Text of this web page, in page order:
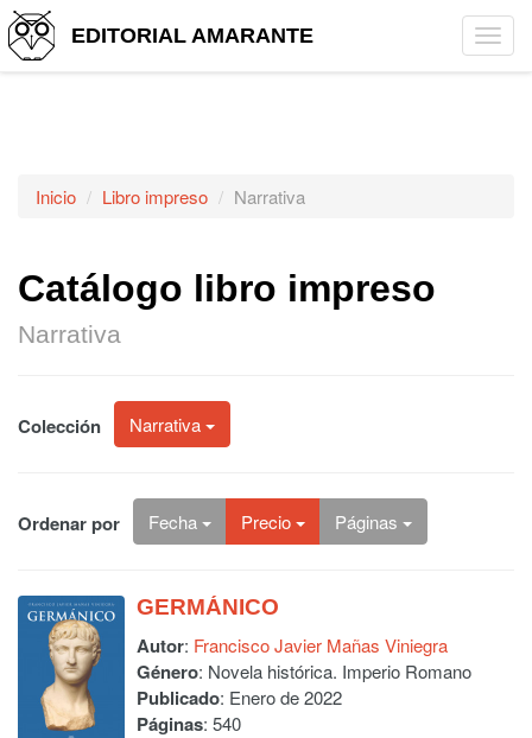
EDITORIAL AMARANTE
Inicio Libro impreso Narrativa
Catálogo libro impreso
Narrativa
Colección Narrativa
Ordenar por Fecha Precio Páginas
GERMÁNICO
Autor: Francisco Javier Mañas Viniegra
Género: Novela histórica. Imperio Romano
Publicado: Enero de 2022
Páginas: 540